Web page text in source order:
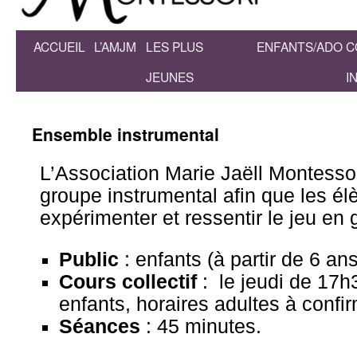
ACCUEIL L’AMJM
LES PLUS
JEUNES
ENFANTS/ADO
Ensemble instrumental
L’Association Marie Jaëll
groupe instrumental afin que les
expérimenter et ressentir le jeu en
Public : enfants (à partir de 6
Cours collectif : le jeudi de
enfants, horaires adultes à
Séances : 45 minutes.